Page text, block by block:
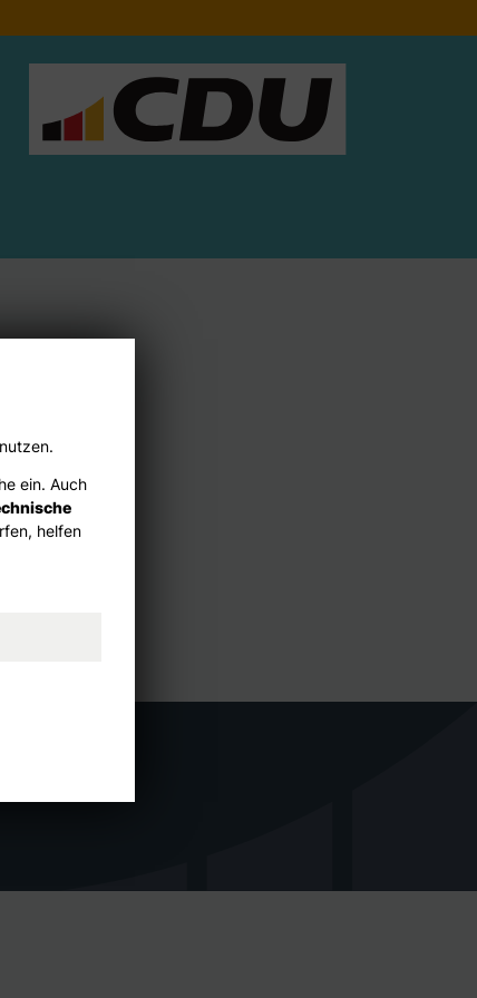
ein. Auch
helfen